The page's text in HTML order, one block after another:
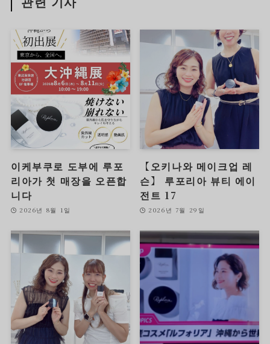
이케부쿠로 도부에 루포
리아가 첫 매장을 오픈합
니다
2026년 8월 1일
【오키나와 메이크업 레
슨】 루포리아 뷰티 에이
전트 17
2026년 7월 29일